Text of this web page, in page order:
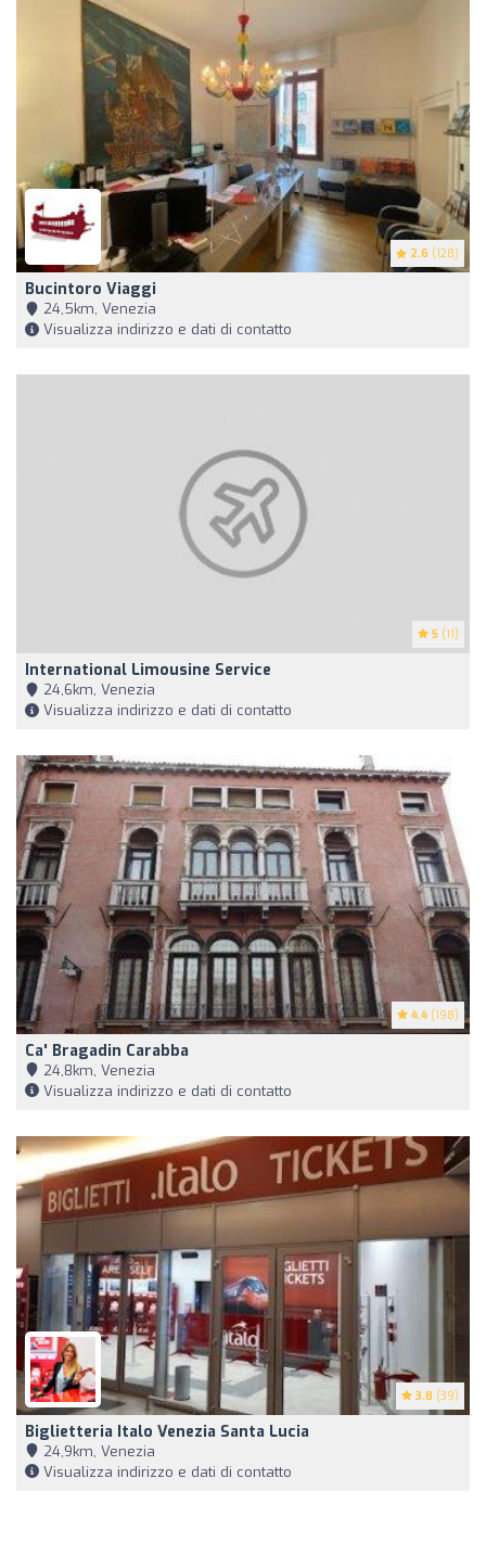
2.6 (128)
Bucintoro Viaggi
24,5km, Venezia
Visualizza indirizzo e dati di contatto
5 (11)
International Limousine Service
24,6km, Venezia
Visualizza indirizzo e dati di contatto
4.4 (198)
Ca' Bragadin Carabba
24,8km, Venezia
Visualizza indirizzo e dati di contatto
3.8 (39)
Biglietteria Italo Venezia Santa Lucia
24,9km, Venezia
Visualizza indirizzo e dati di contatto